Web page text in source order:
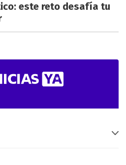
este reto desafía tu